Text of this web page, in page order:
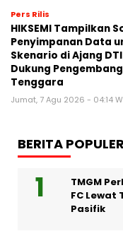
Pers Rilis
HIKSEMI Tampilkan
Penyimpanan Data
Skenario di Ajang
Dukung
Tenggara
Jumat, 7 Agu 2026 - 04:14
BERITA POPULER
TMGM
FC Lewat
Pasifik